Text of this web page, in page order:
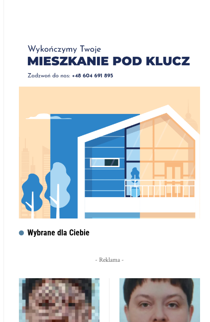
Wybrane dla Ciebie
- Reklama -